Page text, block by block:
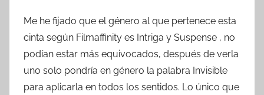
Me he fijado que el género al que pertenece esta
cinta según Filmaffinity es Intriga y Suspense , no
podían estar más equivocados, después de verla
uno solo pondría en género la palabra Invisible
para aplicarla en todos los sentidos. Lo único que